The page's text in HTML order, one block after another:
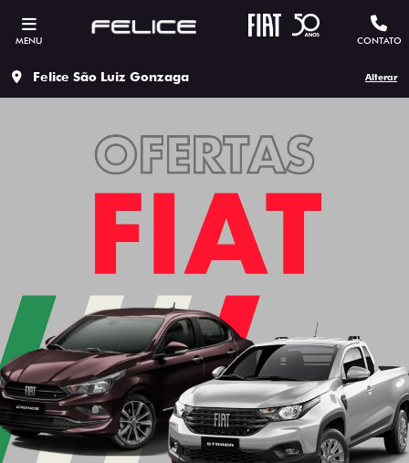
MENU CONTATO
Felice São Luiz Gonzaga Alterar